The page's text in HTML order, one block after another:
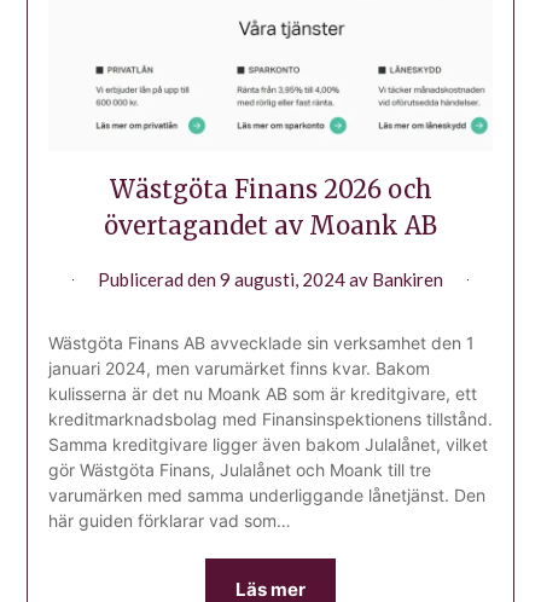
Wästgöta Finans 2026 och
övertagandet av Moank AB
Publicerad den 9 augusti, 2024av Bankiren
Wästgöta Finans AB avvecklade sin verksamhet den 1
januari 2024, men varumärket finns kvar. Bakom
kulisserna är det nu Moank AB som är kreditgivare, ett
kreditmarknadsbolag med Finansinspektionens tillstånd.
Samma kreditgivare ligger även bakom Julalånet, vilket
gör Wästgöta Finans, Julalånet och Moank till tre
varumärken med samma underliggande lånetjänst. Den
här guiden förklarar vad som…
Läs mer